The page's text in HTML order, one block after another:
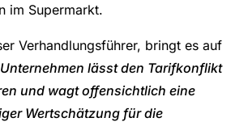
im Supermarkt.
Verhandlungsführer, bringt es auf
lässt den Tarifkonflikt
und wagt offensichtlich eine
Wertschätzung für die